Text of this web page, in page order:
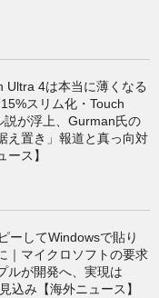
Ultra 4は本当に薄くなる
スリム化・Touch
説が浮上、Gurman氏の
え置き」報道と真っ向対
ース】
ーしてWindowsで貼り
｜マイクロソフトの要求
ルが開発へ、実現は
込み【海外ニュース】